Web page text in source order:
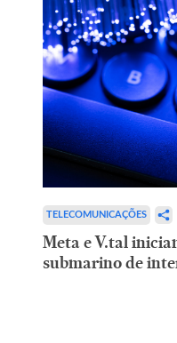
TELECOMUNICAÇÕES
Meta e V.tal
submarino de